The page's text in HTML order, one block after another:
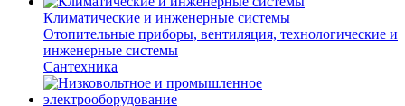
Климатические и инженерные системы
Отопительные приборы, вентиляция, технологические и
инженерные системы
Сантехника